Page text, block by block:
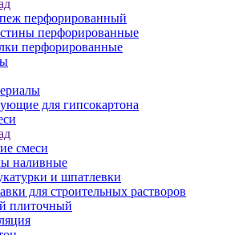
перфорированный
перфорированные
перфорированные
для гипсокартона
смеси
наливные
и шпатлевки
для строительных растворов
плиточный